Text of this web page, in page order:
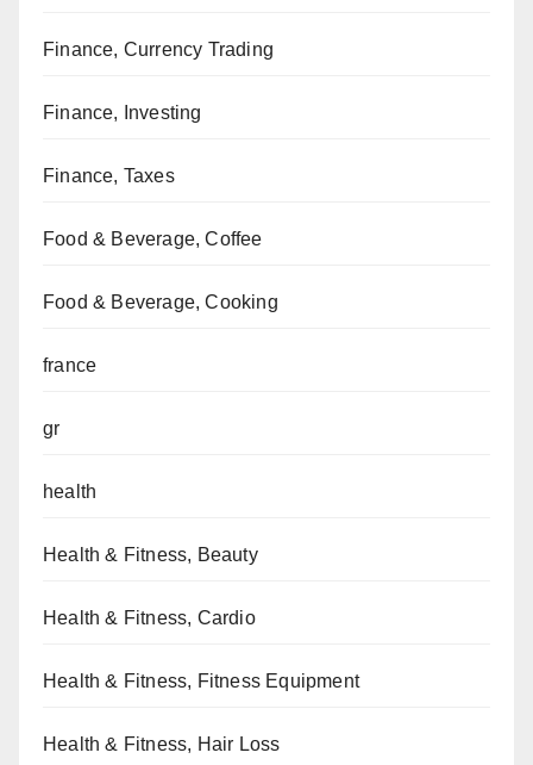
Finance, Currency Trading
Finance, Investing
Finance, Taxes
Food & Beverage, Coffee
Food & Beverage, Cooking
france
gr
health
Health & Fitness, Beauty
Health & Fitness, Cardio
Health & Fitness, Fitness Equipment
Health & Fitness, Hair Loss